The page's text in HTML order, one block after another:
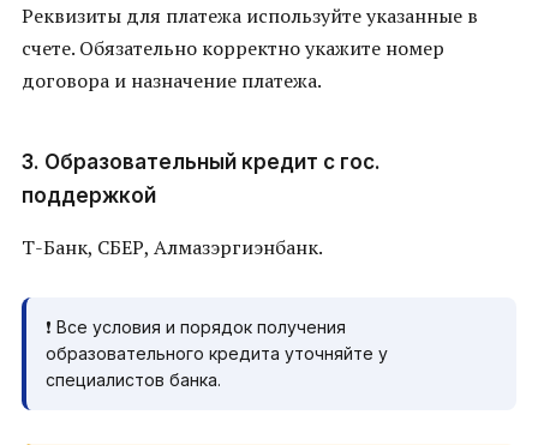
Реквизиты для платежа используйте указанные в
счете. Обязательно корректно укажите номер
договора и назначение платежа.
3. Образовательный кредит с гос.
поддержкой
Т-Банк, СБЕР, Алмазэргиэнбанк.
❗ Все условия и порядок получения
образовательного кредита уточняйте у
специалистов банка.